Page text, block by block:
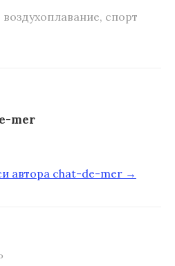
воздухоплавание, спорт
mer
автора chat-de-mer →